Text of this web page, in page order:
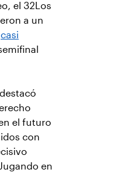
el 32Los
a un
casi
el futuro
con
en